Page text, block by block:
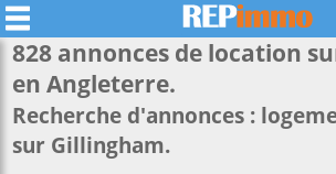
828 annonces de location
en Angleterre.
Recherche d'annonces :
sur Gillingham.